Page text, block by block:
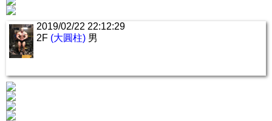
2019/02/22 22:12:29
2F (大圓柱) 男